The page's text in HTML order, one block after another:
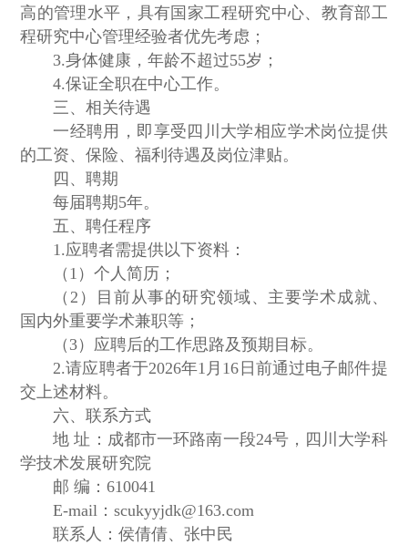
高的管理水平，具有国家工程研究中心、教育部工
程研究中心管理经验者优先考虑；
3.身体健康，年龄不超过55岁；
4.保证全职在中心工作。
三、相关待遇
一经聘用，即享受四川大学相应学术岗位提供
的工资、保险、福利待遇及岗位津贴。
四、聘期
每届聘期5年。
五、聘任程序
1.应聘者需提供以下资料：
（1）个人简历；
（2）目前从事的研究领域、主要学术成就、
国内外重要学术兼职等；
（3）应聘后的工作思路及预期目标。
2.请应聘者于2026年1月16日前通过电子邮件提
交上述材料。
六、联系方式
地 址：成都市一环路南一段24号，四川大学科
学技术发展研究院
邮 编：610041
E-mail：scukyyjdk@163.com
联系人：侯倩倩、张中民